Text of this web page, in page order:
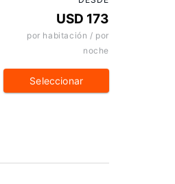
USD 173
por habitación / por
noche
Seleccionar